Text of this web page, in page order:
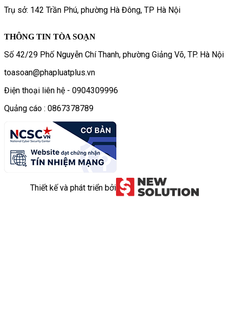
Trụ sở: 142 Trần Phú, phường Hà Đông, TP Hà Nội
THÔNG TIN TÒA SOẠN
Số 42/29 Phố Nguyễn Chí Thanh, phường Giảng Võ, TP. Hà Nội
toasoan@phapluatplus.vn
Điện thoại liên hệ - 0904309996
Quảng cáo : 0867378789
Thiết kế và phát triển bởi